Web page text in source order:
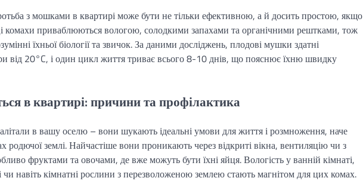
з мошками в квартирі може бути не тільки ефективною, а й досить простою, якщо
комахи приваблюються вологою, солодкими запахами та органічними рештками, тож
їхньої біології та звичок. За даними досліджень, плодові мушки здатні
від 20°C, і один цикл життя триває всього 8-10 днів, що пояснює їхню швидку
в квартирі: причини та профілактика
в вашу оселю – вони шукають ідеальні умови для життя і розмноження, наче
родючої землі. Найчастіше вони проникають через відкриті вікна, вентиляцію чи з
фруктами та овочами, де вже можуть бути їхні яйця. Вологість у ванній кімнаті,
чи навіть кімнатні рослини з перезволоженою землею стають магнітом для цих комах.